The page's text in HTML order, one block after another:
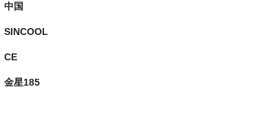
中国
SINCOOL
CE
金星185